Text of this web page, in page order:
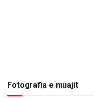
Fotografia e muajit